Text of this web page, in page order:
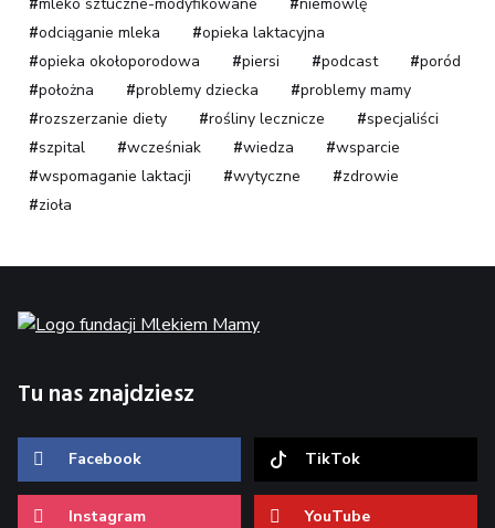
odciąganie mleka
opieka laktacyjna
opieka okołoporodowa
piersi podcast
poród
położna
problemy dziecka
problemy mamy
rozszerzanie diety
rośliny lecznicze
specjaliści
szpital
wcześniak wiedza
wsparcie
wspomaganie laktacji
wytyczne
zdrowie
zioła
Tu nas znajdziesz
Facebook TikTok
Instagram YouTube